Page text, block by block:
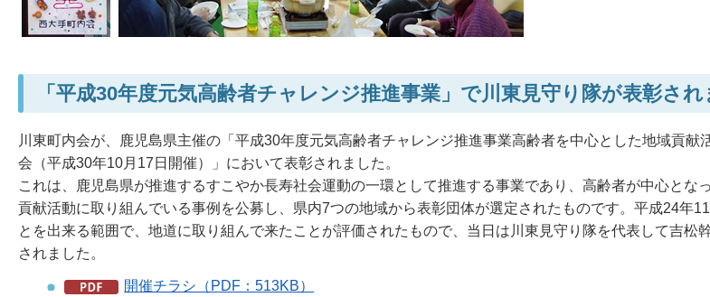
「平成30年度元気高齢者チャレンジ推進事業」で川東見守り隊が表彰され
川東町内会が、鹿児島県主催の「平成30年度元気高齢者チャレンジ推進事業高齢者を中心とした地域貢献
会（平成30年10月17日開催）」において表彰されました。
これは、鹿児島県が推進するすこやか長寿社会運動の一環として推進する事業であり、高齢者が中心とな
貢献活動に取り組んでいる事例を公募し、県内7つの地域から表彰団体が選定されたものです。平成24年
とを出来る範囲で、地道に取り組んで来たことが評価されたもので、当日は川東見守り隊を代表して吉松
されました。
開催チラシ（PDF：513KB）